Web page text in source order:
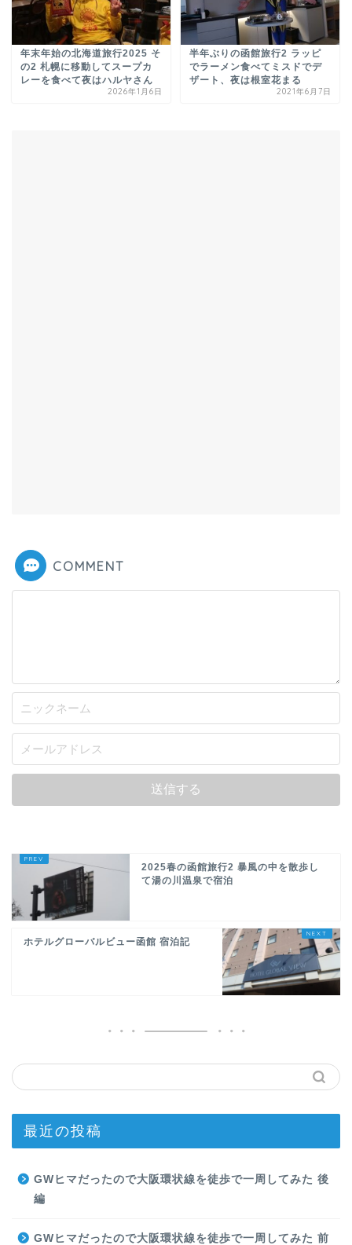
年末年始の北海道旅行2025 そ
の2 札幌に移動してスープカ
レーを食べて夜はハルヤさん
2026年1月6日
半年ぶりの函館旅行2 ラッピ
でラーメン食べてミスドでデ
ザート、夜は根室花まる
2021年6月7日
COMMENT
2025春の函館旅行2 暴風の中を散歩し
て湯の川温泉で宿泊
ホテルグローバルビュー函館 宿泊記
最近の投稿
GWヒマだったので大阪環状線を徒歩で一周してみた 後
編
GWヒマだったので大阪環状線を徒歩で一周してみた 前